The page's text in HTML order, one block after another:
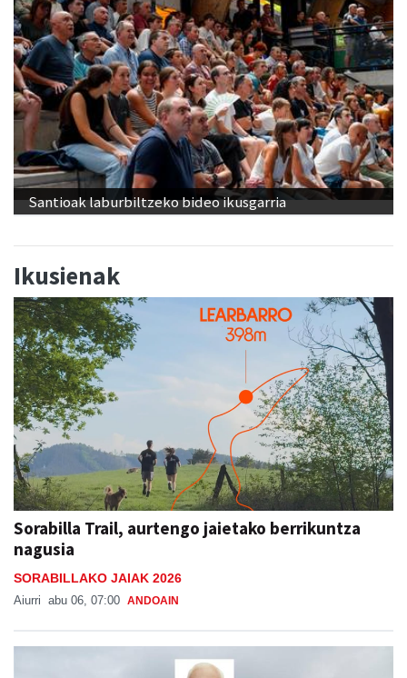
Santioak laburbiltzeko bideo ikusgarria
Ikusienak
Sorabilla Trail, aurtengo jaietako berrikuntza
nagusia
SORABILLAKO JAIAK 2026
Aiurri abu 06, 07:00 ANDOAIN